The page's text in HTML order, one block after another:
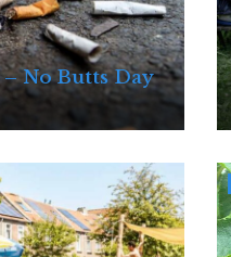
No Butts Day